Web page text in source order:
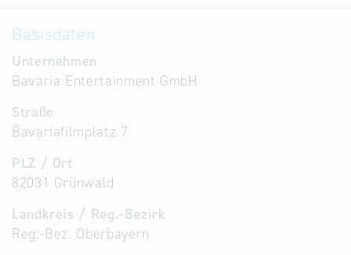
und der
Basisdaten
Unternehmen
Bavaria Entertainment GmbH
Straße
Bavariafilmplatz 7
PLZ / Ort
82031 Grünwald
Landkreis / Reg.-Bezirk
Reg.-Bez. Oberbayern